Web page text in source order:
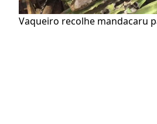
Vaqueiro recolhe mandacaru